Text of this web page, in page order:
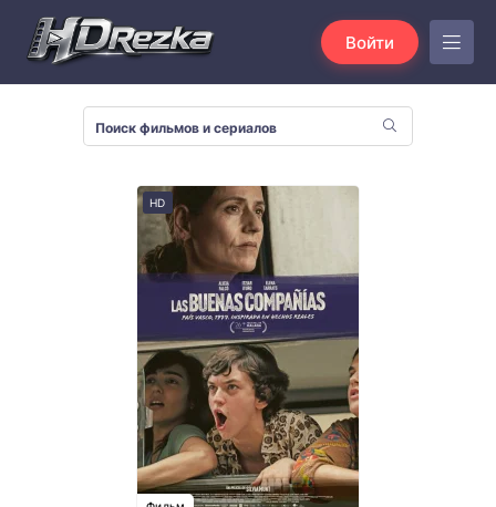
Войти
HD